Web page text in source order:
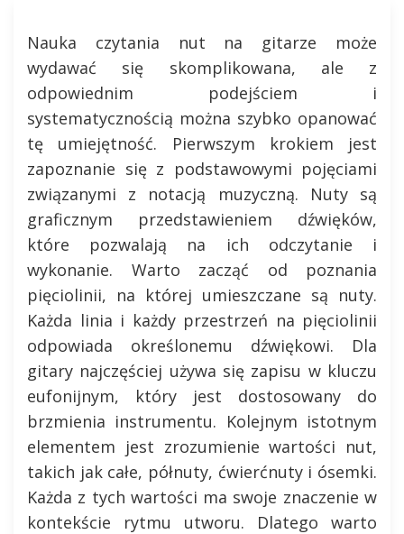
Nauka czytania nut na gitarze może
wydawać się skomplikowana, ale z
odpowiednim podejściem i
systematycznością można szybko opanować
tę umiejętność. Pierwszym krokiem jest
zapoznanie się z podstawowymi pojęciami
związanymi z notacją muzyczną. Nuty są
graficznym przedstawieniem dźwięków,
które pozwalają na ich odczytanie i
wykonanie. Warto zacząć od poznania
pięciolinii, na której umieszczane są nuty.
Każda linia i każdy przestrzeń na pięciolinii
odpowiada określonemu dźwiękowi. Dla
gitary najczęściej używa się zapisu w kluczu
eufonijnym, który jest dostosowany do
brzmienia instrumentu. Kolejnym istotnym
elementem jest zrozumienie wartości nut,
takich jak całe, półnuty, ćwierćnuty i ósemki.
Każda z tych wartości ma swoje znaczenie w
kontekście rytmu utworu. Dlatego warto